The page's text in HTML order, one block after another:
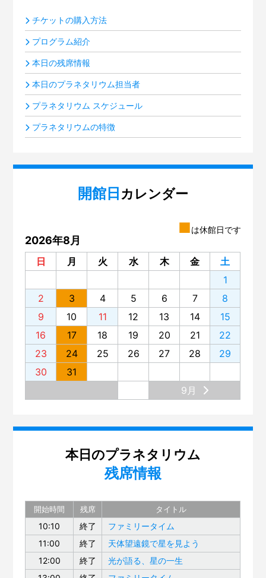
チケットの購入方法
プログラム紹介
本日の残席情報
本日のプラネタリウム担当者
プラネタリウム スケジュール
プラネタリウムの特徴
開館日 カレンダー
■は休館日です
2026年8月
日 月 火 水 木 金
土
1
2
3 4 5 6 7
8
9
10 11 12 13 14
15
16
17 18 19 20 21
22
23
24 25 26 27 28
29
30
31
9月
本日のプラネタリウム
残席情報
開始時間 残席 タイトル
10:10 終了
ファミリータイム
11:00
終了
天体望遠鏡で星を見よう
12:00
終了
光が語る、星の一生